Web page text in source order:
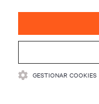
Regístrese
para recibir
productos
GESTIONAR COOKIES